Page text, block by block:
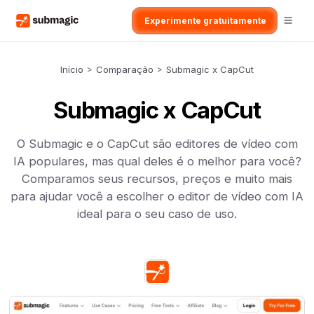
Experimente gratuitamente
Início > Comparação > Submagic x CapCut
Submagic x CapCut
O Submagic e o CapCut são editores de vídeo com
IA populares, mas qual deles é o melhor para você?
Comparamos seus recursos, preços e muito mais
para ajudar você a escolher o editor de vídeo com IA
ideal para o seu caso de uso.